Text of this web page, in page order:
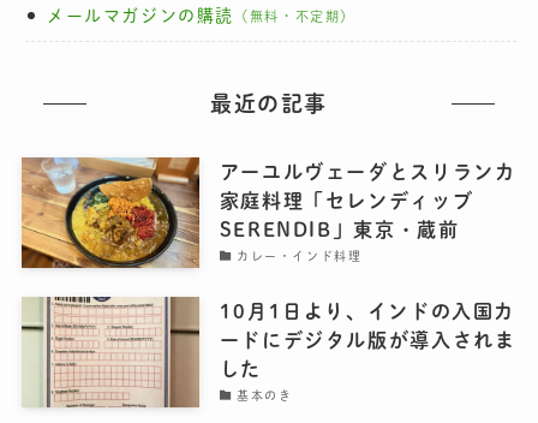
メールマガジンの購読 （無料・不定期）
最近の記事
アーユルヴェーダとスリランカ
家庭料理「セレンディッブ
SERENDIB」東京・蔵前
カレー・インド料理
10月1日より、インドの入国カ
ードにデジタル版が導入されま
した
基本のき